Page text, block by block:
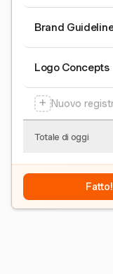
Brand
Logo Concepts
+ Nuovo
Totale di oggi